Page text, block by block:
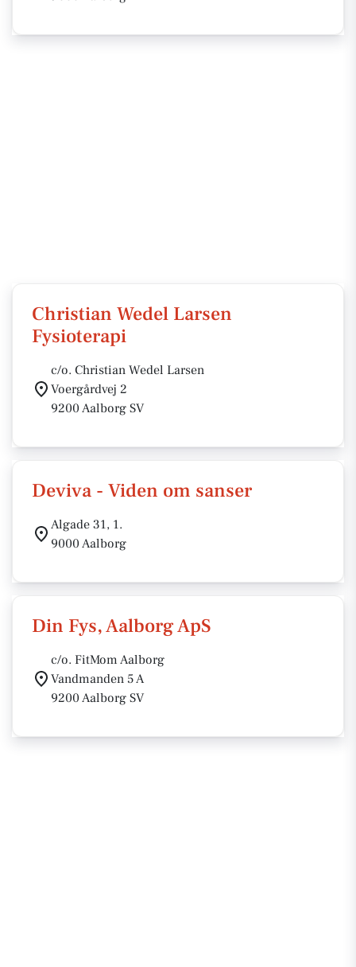
Christian Wedel Larsen
Fysioterapi
c/o. Christian Wedel Larsen
Voergårdvej 2
9200 Aalborg SV
Deviva - Viden om sanser
Algade 31, 1.
9000 Aalborg
Din Fys, Aalborg ApS
c/o. FitMom Aalborg
Vandmanden 5 A
9200 Aalborg SV